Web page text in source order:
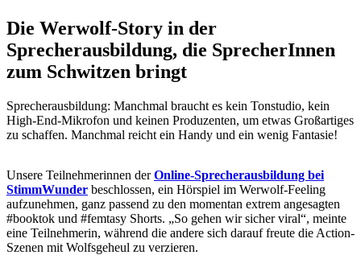
Die Werwolf-Story in der
Sprecherausbildung, die SprecherInnen
zum Schwitzen bringt
Sprecherausbildung: Manchmal braucht es kein Tonstudio, kein
High-End-Mikrofon und keinen Produzenten, um etwas Großartiges
zu schaffen. Manchmal reicht ein Handy und ein wenig Fantasie!
Unsere Teilnehmerinnen derOnline-Sprecherausbildung bei
StimmWunder beschlossen, ein Hörspiel im Werwolf-Feeling
aufzunehmen, ganz passend zu den momentan extrem angesagten
#booktok und #femtasy Shorts. „So gehen wir sicher viral“, meinte
eine Teilnehmerin, während die andere sich darauf freute die Action-
Szenen mit Wolfsgeheul zu verzieren.